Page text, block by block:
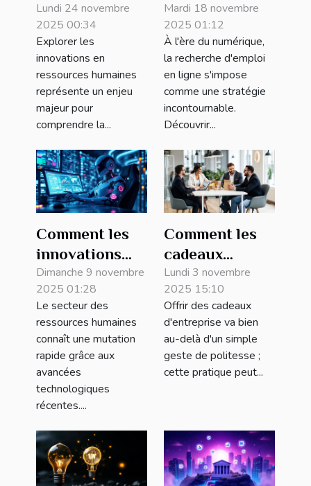
RH
transforment-
elles les
pratiques des
entreprises ?
Lundi 24 novembre
2025 00:34
Explorer les
innovations en
ressources humaines
représente un enjeu
majeur pour
comprendre la...
votre
recherche
d'emploi en
ligne ?
Mardi 18 novembre
2025 01:12
À l'ère du numérique,
la recherche d'emploi
en ligne s'impose
comme une stratégie
incontournable.
Découvrir...
Comment les
innovations
numériques
transforment-
elles le secteur
des RH ?
Dimanche 9 novembre
2025 01:28
Le secteur des
ressources humaines
connaît une mutation
rapide grâce aux
avancées
technologiques
récentes....
Comment les
cadeaux
d'entreprise
peuvent
transformer
votre culture
corporative ?
Lundi 3 novembre
2025 15:10
Offrir des cadeaux
d'entreprise va bien
au-delà d'un simple
geste de politesse ;
cette pratique peut...